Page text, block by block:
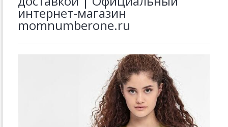
интернет-магазин
momnumberone.ru